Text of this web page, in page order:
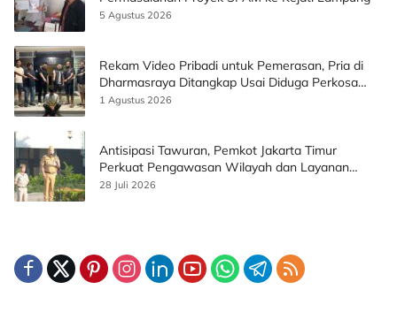
5 Agustus 2026
Rekam Video Pribadi untuk Pemerasan, Pria di
Dharmasraya Ditangkap Usai Diduga Perkosa
Korban
1 Agustus 2026
Antisipasi Tawuran, Pemkot Jakarta Timur
Perkuat Pengawasan Wilayah dan Layanan
Publik
28 Juli 2026